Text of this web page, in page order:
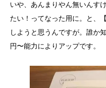
いや、あんまりやん無いんす
たい！ってなった用に。と、
しようと思うんですが。誰か
円〜能力によりアップです。